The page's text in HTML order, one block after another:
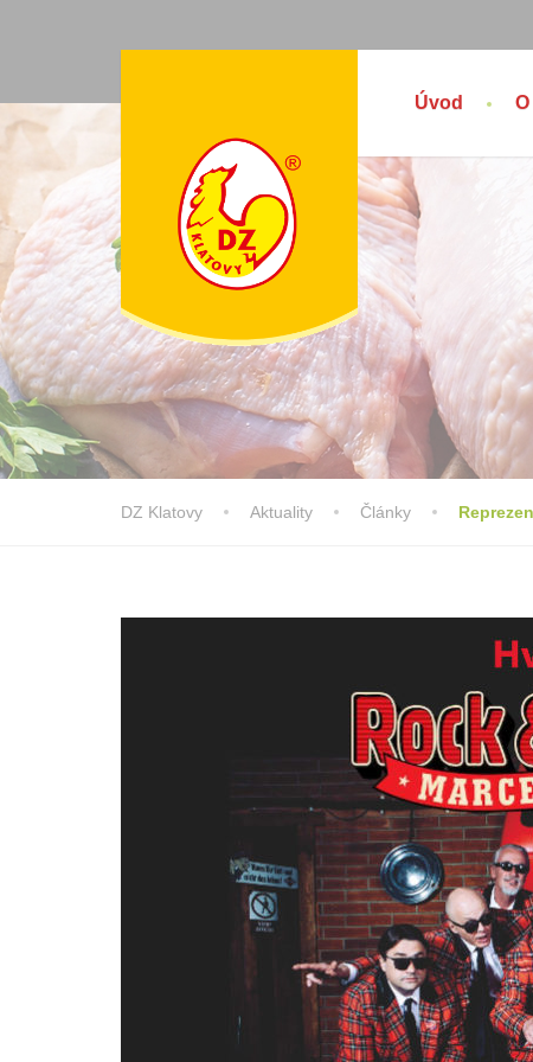
Úvod
DZ Klatovy Aktuality Články